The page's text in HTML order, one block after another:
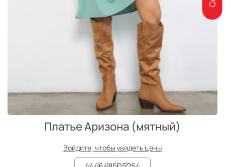
Платье Аризона (мятный)
Войдите, чтобы увидеть цены